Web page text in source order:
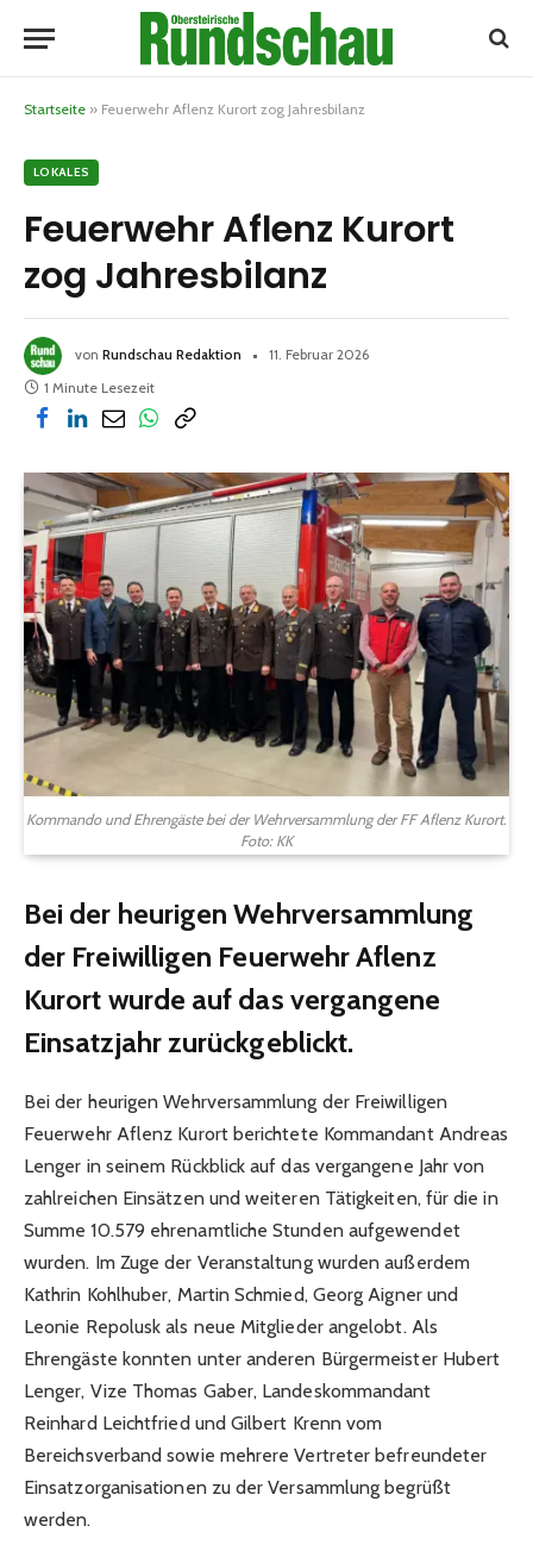
Startseite » Feuerwehr Aflenz Kurort zog Jahresbilanz
LOKALES
Feuerwehr Aflenz Kurort
zog Jahresbilanz
von Rundschau Redaktion
11. Februar 2026
1 Minute Lesezeit
Kommando und Ehrengäste bei der Wehrversammlung der FF Aflenz Kurort.
Foto: KK
Bei der heurigen Wehrversammlung
der Freiwilligen Feuerwehr Aflenz
Kurort wurde auf das vergangene
Einsatzjahr zurückgeblickt.
Bei der heurigen Wehrversammlung der Freiwilligen
Feuerwehr Aflenz Kurort berichtete Kommandant Andreas
Lenger in seinem Rückblick auf das vergangene Jahr von
zahlreichen Einsätzen und weiteren Tätigkeiten, für die in
Summe 10.579 ehrenamtliche Stunden aufgewendet
wurden. Im Zuge der Veranstaltung wurden außerdem
Kathrin Kohlhuber, Martin Schmied, Georg Aigner und
Leonie Repolusk als neue Mitglieder angelobt. Als
Ehrengäste konnten unter anderen Bürgermeister Hubert
Lenger, Vize Thomas Gaber, Landeskommandant
Reinhard Leichtfried und Gilbert Krenn vom
Bereichsverband sowie mehrere Vertreter befreundeter
Einsatzorganisationen zu der Versammlung begrüßt
werden.